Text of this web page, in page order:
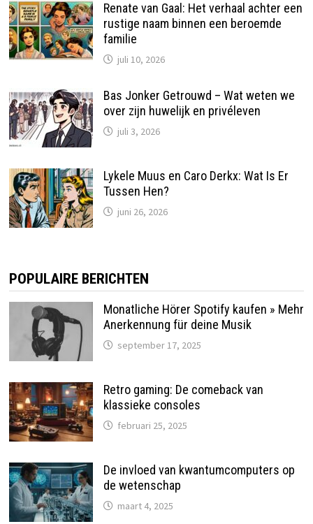
Renate van Gaal: Het verhaal achter een
rustige naam binnen een beroemde
familie
juli 10, 2026
Bas Jonker Getrouwd – Wat weten we
over zijn huwelijk en privéleven
juli 3, 2026
Lykele Muus en Caro Derkx: Wat Is Er
Tussen Hen?
juni 26, 2026
POPULAIRE BERICHTEN
Monatliche Hörer Spotify kaufen » Mehr
Anerkennung für deine Musik
september 17, 2025
Retro gaming: De comeback van
klassieke consoles
februari 25, 2025
De invloed van kwantumcomputers op
de wetenschap
maart 4, 2025